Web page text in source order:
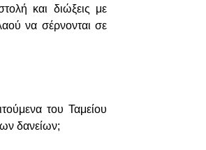
και διώξεις με
να σέρνονται σε
του Ταμείου
δανείων;